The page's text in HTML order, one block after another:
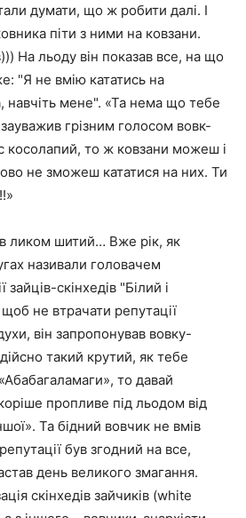
думати, що ж робити далі. І
піти з ними на ковзани.
На льоду він показав все, на що
"Я не вмію кататись на
навчіть мене". «Та нема що тебе
грізним голосом вовк-
косолапий, то ж ковзани можеш і
не зможеш кататися на них. Ти
ликом шитий… Вже рік, як
називали головачем
зайців-скінхедів "Білий і
не втрачати репутації
він запропонував вовку-
такий крутий, як тебе
то давай
пропливе під льодом від
Та бідний вовчик не вмів
був згодний на все,
день великого змагання.
скінхедів зайчиків (white